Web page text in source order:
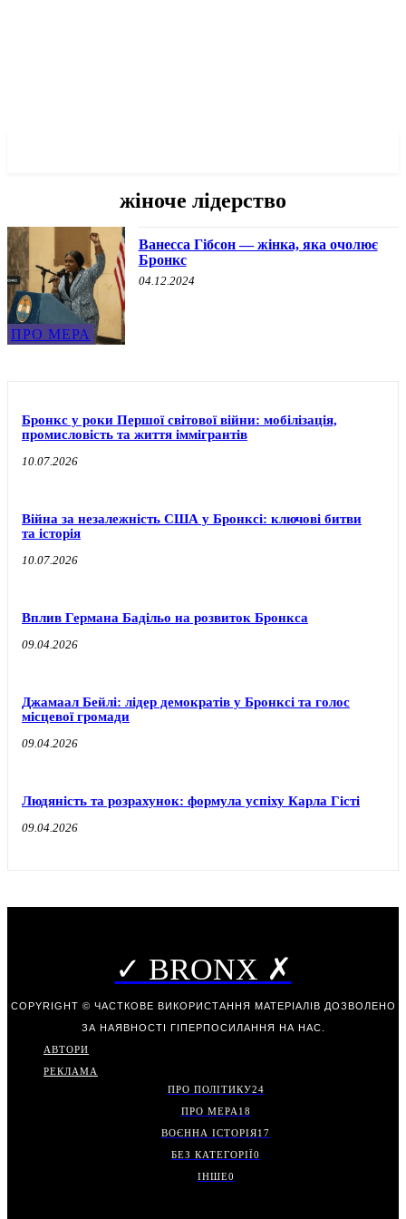
жіноче лідерство
ПРО МЕРА
Ванесса Гібсон — жінка, яка очолює
Бронкс
04.12.2024
Бронкс у роки Першої світової війни: мобілізація,
промисловість та життя іммігрантів
10.07.2026
Війна за незалежність США у Бронксі: ключові битви
та історія
10.07.2026
Вплив Германа Бадільо на розвиток Бронкса
09.04.2026
Джамаал Бейлі: лідер демократів у Бронксі та голос
місцевої громади
09.04.2026
Людяність та розрахунок: формула успіху Карла Гісті
09.04.2026
✓ BRONX ✗
COPYRIGHT © ЧАСТКОВЕ ВИКОРИСТАННЯ МАТЕРІАЛІВ ДОЗВОЛЕНО
ЗА НАЯВНОСТІ ГІПЕРПОСИЛАННЯ НА НАС.
АВТОРИ
РЕКЛАМА
ПРО ПОЛІТИКУ24
ПРО МЕРА 18
ВОЄННА ІСТОРІЯ17
БЕЗ КАТЕГОРІЇ0
ІНШЕ0